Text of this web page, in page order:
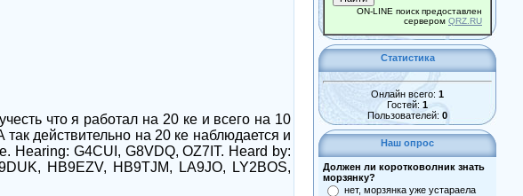
что я работал на 20 ке и всего на 10
действительно на 20 ке наблюдается и
Hearing: G4CUI, G8VDQ, OZ7IT. Heard by:
HB9EZV, HB9TJM, LA9JO, LY2BOS,
ON-LINE поиск предоставлен
сервером QRZ.RU
Статистика
Онлайн всего: 1
Гостей: 1
Пользователей: 0
Наш опрос
Должен ли коротковолник знать
морзянку?
нет, морзянка уже устараела